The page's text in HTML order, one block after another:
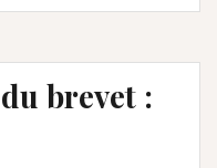
brevet :